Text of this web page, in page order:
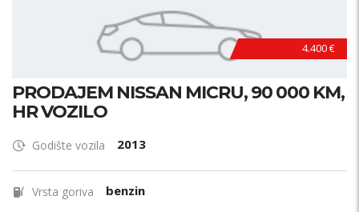
4.400 €
PRODAJEM NISSAN MICRU, 90 000 KM,
HR VOZILO
Godište vozila 2013
Vrsta goriva benzin